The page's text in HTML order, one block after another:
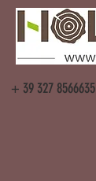
+ 39 327 8566635